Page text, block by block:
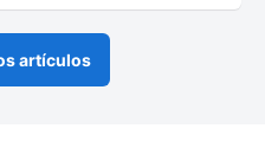
artículos